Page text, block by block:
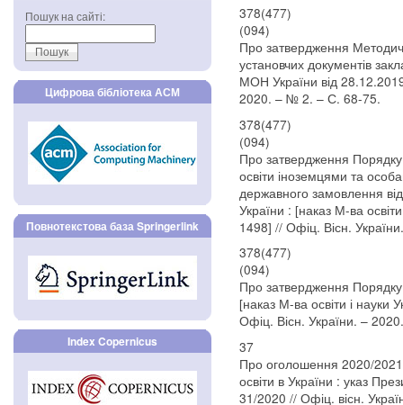
Пошук на сайті:
Цифрова бібліотека АСМ
Повнотекстова база Springerlink
Index Copernicus
378(477)
(094)
Про затвердження
установчих документів
МОН України від
2020. – № 2. – С. 68-75.
378(477)
(094)
Про затвердження
освіти іноземцями та
державного замовлення
України : [наказ М-ва
1498] // Офіц. Вісн.
378(477)
(094)
Про затвердження Порядку
[наказ М-ва освіти і науки
Офіц. Вісн. України. –
37
Про оголошення 2020/
освіти в України : указ
31/2020 // Офіц. вісн.